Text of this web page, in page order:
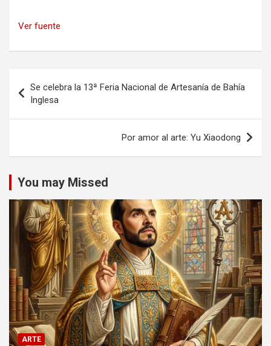
Ver fuente
de
entradas
Se celebra la 13ª Feria Nacional de Artesanía de Bahía
Inglesa
Por amor al arte: Yu Xiaodong
You may Missed
ARTE